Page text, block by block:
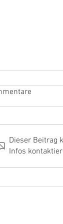
Moritzburg -
Dieser Beitrag
Infos